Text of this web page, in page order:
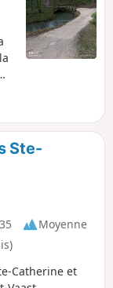
Ste-
Moyenne
Catherine et